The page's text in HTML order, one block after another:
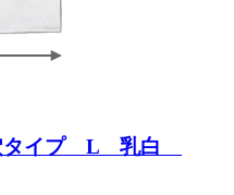
穴タイプ L 乳白